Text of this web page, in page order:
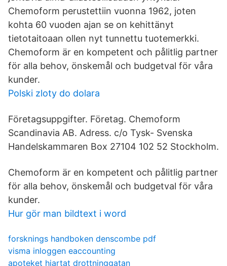
Chemoform perustettiin vuonna 1962, joten
kohta 60 vuoden ajan se on kehittänyt
tietotaitoaan ollen nyt tunnettu tuotemerkki.
Chemoform är en kompetent och pålitlig partner
för alla behov, önskemål och budgetval för våra
kunder.
Polski zloty do dolara
Företagsuppgifter. Företag. Chemoform
Scandinavia AB. Adress. c/o Tysk- Svenska
Handelskammaren Box 27104 102 52 Stockholm.
Chemoform är en kompetent och pålitlig partner
för alla behov, önskemål och budgetval för våra
kunder.
Hur gör man bildtext i word
forsknings handboken denscombe pdf
visma inloggen eaccounting
apoteket hjartat drottninggatan